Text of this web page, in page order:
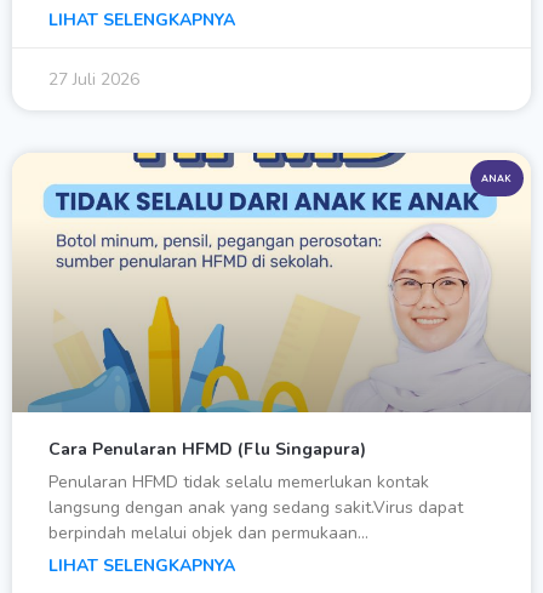
LIHAT SELENGKAPNYA
27 Juli 2026
ANAK
Cara Penularan HFMD (Flu Singapura)
Penularan HFMD tidak selalu memerlukan kontak
langsung dengan anak yang sedang sakit.Virus dapat
berpindah melalui objek dan permukaan…
LIHAT SELENGKAPNYA